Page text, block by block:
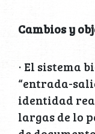
Cambios y
· El sistema
“entrada-
identidad
largas de lo